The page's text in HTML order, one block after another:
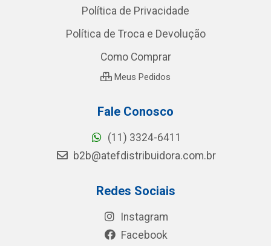
Política de Privacidade
Política de Troca e Devolução
Como Comprar
Meus Pedidos
Fale Conosco
(11) 3324-6411
b2b@atefdistribuidora.com.br
Redes Sociais
Instagram
Facebook